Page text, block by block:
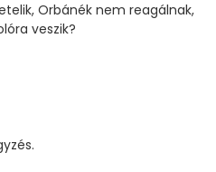
Orbánék nem reagálnak,
veszik?